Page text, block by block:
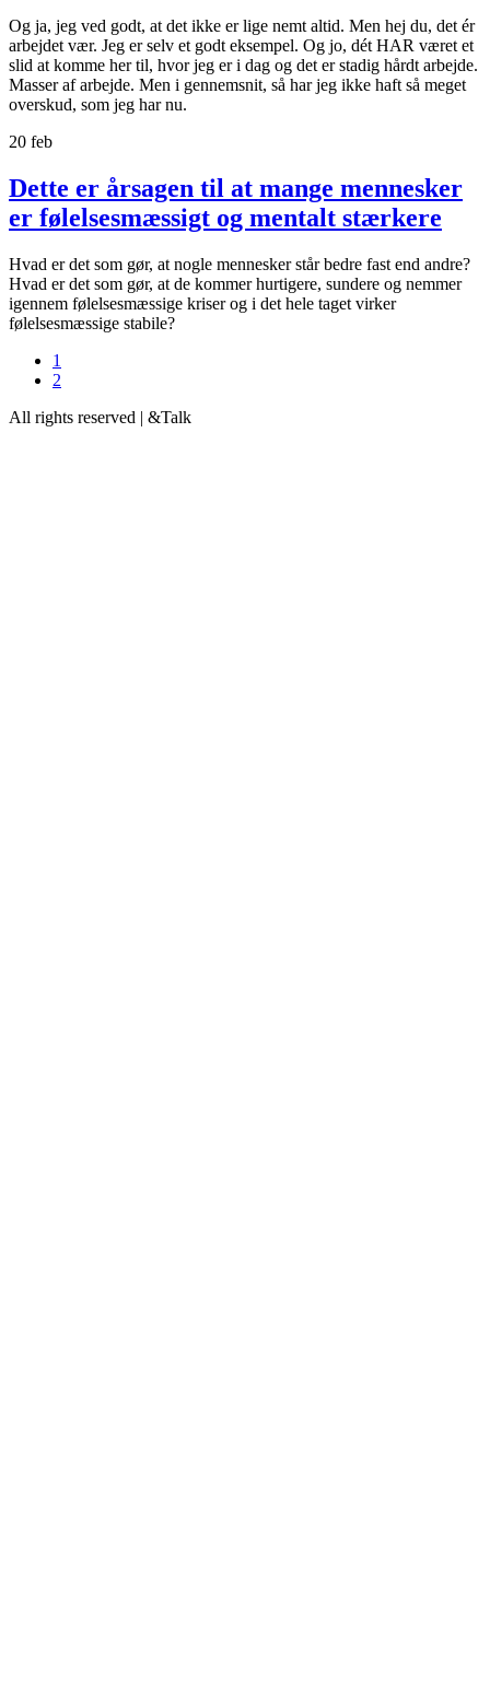
Og ja, jeg ved godt, at det ikke er lige nemt altid. Men hej du, det ér
arbejdet vær. Jeg er selv et godt eksempel. Og jo, dét HAR været et
slid at komme her til, hvor jeg er i dag og det er stadig hårdt arbejde.
Masser af arbejde. Men i gennemsnit, så har jeg ikke haft så meget
overskud, som jeg har nu.
20 feb
Dette er årsagen til at mange mennesker
er følelsesmæssigt og mentalt stærkere
Hvad er det som gør, at nogle mennesker står bedre fast end andre?
Hvad er det som gør, at de kommer hurtigere, sundere og nemmer
igennem følelsesmæssige kriser og i det hele taget virker
følelsesmæssige stabile?
1
2
All rights reserved | &Talk